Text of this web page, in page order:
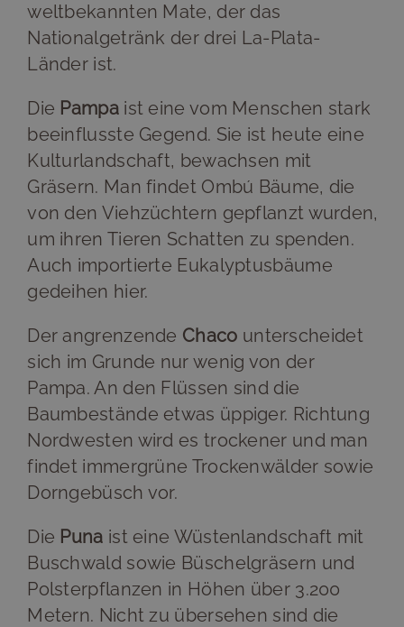
weltbekannten Mate, der das
Nationalgetränk der drei La-Plata-
Länder ist.
Die Pampa ist eine vom Menschen stark
beeinflusste Gegend. Sie ist heute eine
Kulturlandschaft, bewachsen mit
Gräsern. Man findet Ombú Bäume, die
von den Viehzüchtern gepflanzt wurden,
um ihren Tieren Schatten zu spenden.
Auch importierte Eukalyptusbäume
gedeihen hier.
Der angrenzende Chaco unterscheidet
sich im Grunde nur wenig von der
Pampa. An den Flüssen sind die
Baumbestände etwas üppiger. Richtung
Nordwesten wird es trockener und man
findet immergrüne Trockenwälder sowie
Dorngebüsch vor.
Die Puna ist eine Wüstenlandschaft mit
Buschwald sowie Büschelgräsern und
Polsterpflanzen in Höhen über 3.200
Metern. Nicht zu übersehen sind die